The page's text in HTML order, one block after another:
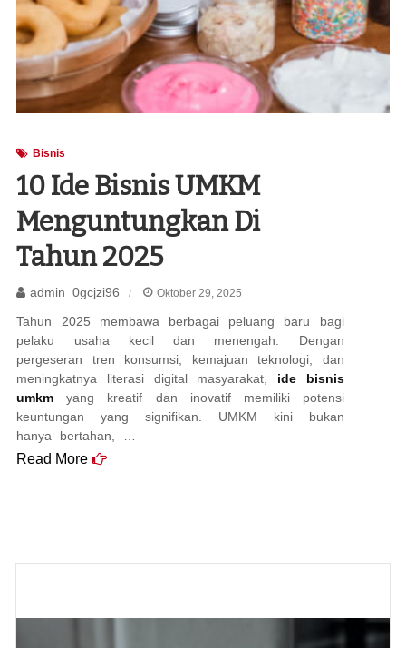
Bisnis
10 Ide Bisnis UMKM
Menguntungkan Di
Tahun 2025
admin_0gcjzi96 Oktober 29, 2025
Tahun 2025 membawa berbagai peluang baru bagi
pelaku usaha kecil dan menengah. Dengan
pergeseran tren konsumsi, kemajuan teknologi, dan
meningkatnya literasi digital masyarakat, ide bisnis
umkm yang kreatif dan inovatif memiliki potensi
keuntungan yang signifikan. UMKM kini bukan
hanya bertahan, …
Read More